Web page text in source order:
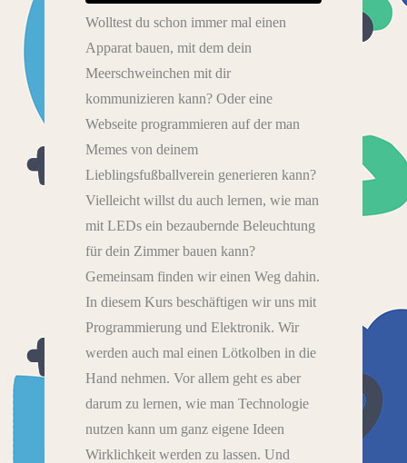
Wolltest du schon immer mal einen
Apparat bauen, mit dem dein
Meerschweinchen mit dir
kommunizieren kann? Oder eine
Webseite programmieren auf der man
Memes von deinem
Lieblingsfußballverein generieren kann?
Vielleicht willst du auch lernen, wie man
mit LEDs ein bezaubernde Beleuchtung
für dein Zimmer bauen kann?
Gemeinsam finden wir einen Weg dahin.
In diesem Kurs beschäftigen wir uns mit
Programmierung und Elektronik. Wir
werden auch mal einen Lötkolben in die
Hand nehmen. Vor allem geht es aber
darum zu lernen, wie man Technologie
nutzen kann um ganz eigene Ideen
Wirklichkeit werden zu lassen. Und